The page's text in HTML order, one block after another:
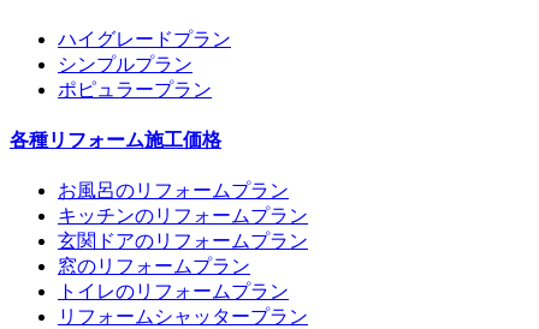
ハイグレードプラン
シンプルプラン
ポピュラープラン
各種リフォーム施工価格
お風呂のリフォームプラン
キッチンのリフォームプラン
玄関ドアのリフォームプラン
窓のリフォームプラン
トイレのリフォームプラン
リフォームシャッタープラン